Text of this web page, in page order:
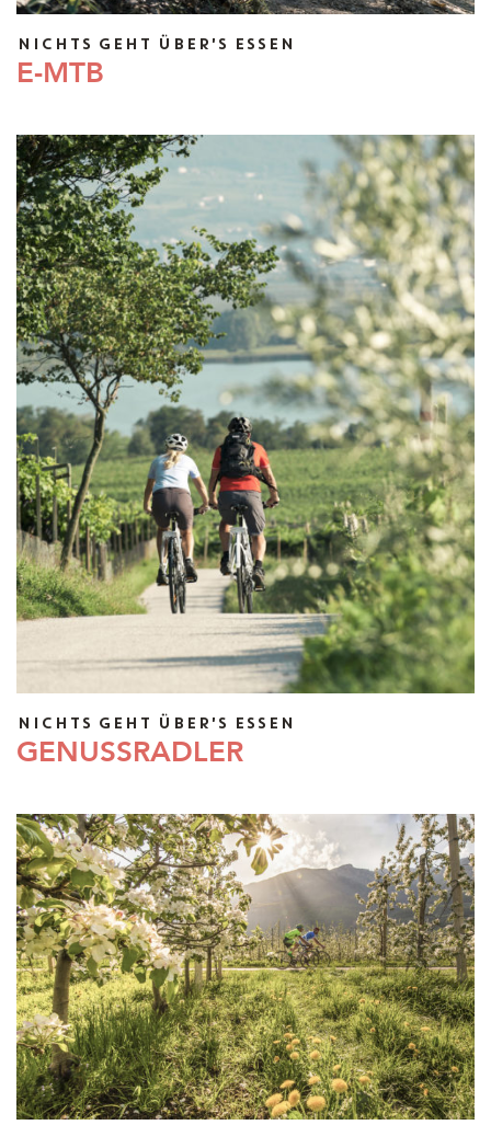
NICHTS GEHT ÜBER'S ESSEN
E-MTB
NICHTS GEHT ÜBER'S ESSEN
GENUSSRADLER